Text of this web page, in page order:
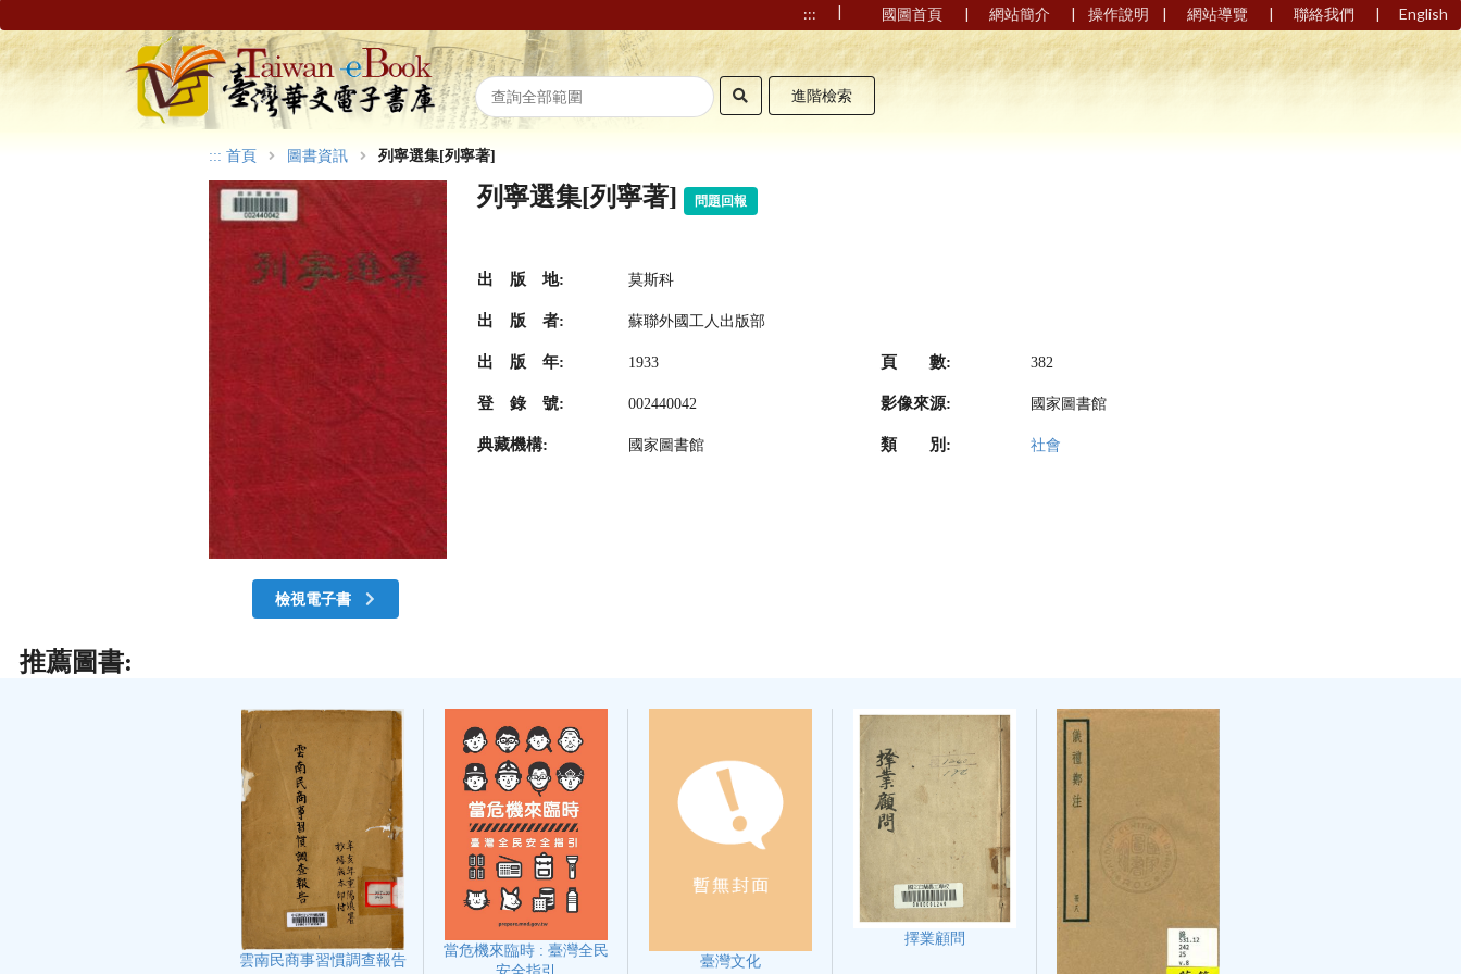
::: | 國圖首頁 | 網站簡介 | 操作說明 | 網站導覽 | 聯絡我們 | English
進階檢索
::: 首頁 圖書資訊 列寧選集[列寧著]
檢視電子書
列寧選集[列寧著] 問題回報
出 版 地: 莫斯科
出 版 者: 蘇聯外國工人出版部
出 版 年: 1933 頁 數: 382
登 錄 號: 002440042 影像來源: 國家圖書館
典藏機構: 國家圖書館 類 別: 社會
推薦圖書:
雲南民商事習慣調查報告
當危機來臨時 : 臺灣全民
臺灣文化
擇業顧問